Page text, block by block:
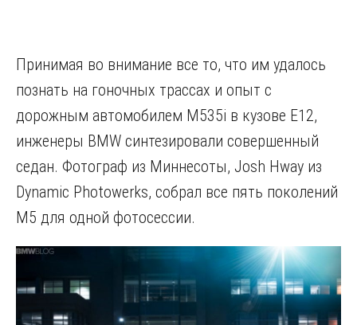
Принимая во внимание все то, что им удалось
познать на гоночных трассах и опыт с
дорожным автомобилем M535i в кузове E12,
инженеры BMW синтезировали совершенный
седан. Фотограф из Миннесоты, Josh Hway из
Dynamic Photowerks, собрал все пять поколений
M5 для одной фотосессии.